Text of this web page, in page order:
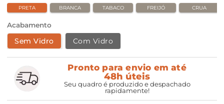
PRETA BRANCA TABACO FREIJÓ CRUA
Acabamento
Sem Vidro Com Vidro
Pronto para envio em até
48h úteis
Seu quadro é produzido e despachado
rapidamente!